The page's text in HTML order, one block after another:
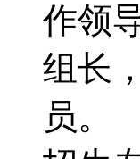
作领
组长
员。